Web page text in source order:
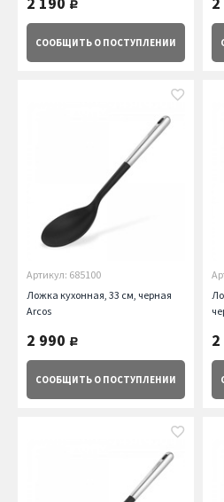
руб.
СООБЩИТЬ О ПОСТУПЛЕНИИ
Артикул: 685100
Ложка кухонная, 33 см, черная
Arcos
2 990 руб.
СООБЩИТЬ О ПОСТУПЛЕНИИ